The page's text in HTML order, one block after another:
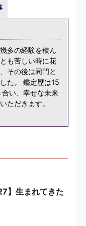
多の経験を積ん
も苦しい時に花
その後は同門と
た。 鑑定歴は15
い、幸せな未来
ただきます。
】生まれてきた